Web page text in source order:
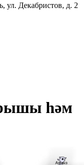
ул. Декабристов, д. 2
һәм